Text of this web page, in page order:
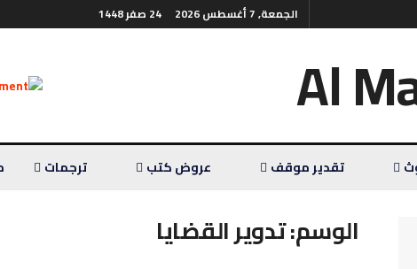
الجمعة, 7 أغسطس 2026 24 صفر 1448
تقدير موقف عروض كتب ترجمات
الوسم:تدوير القضايا